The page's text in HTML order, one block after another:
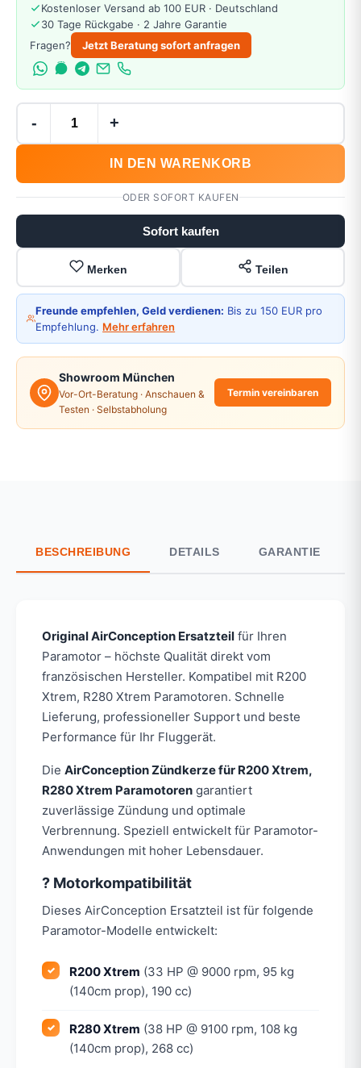
Kostenloser Versand ab 100 EUR · Deutschland
30 Tage Rückgabe · 2 Jahre Garantie
Fragen?
Jetzt Beratung sofort anfragen
- +
IN DEN WARENKORB
ODER SOFORT KAUFEN
Sofort kaufen
Merken Teilen
Freunde empfehlen, Geld verdienen: Bis zu 150 EUR pro
Empfehlung. Mehr erfahren
Showroom München
Vor-Ort-Beratung · Anschauen &
Testen · Selbstabholung
Termin vereinbaren
BESCHREIBUNG DETAILS GARANTIE
Original AirConception Ersatzteil für Ihren
Paramotor – höchste Qualität direkt vom
französischen Hersteller. Kompatibel mit R200
Xtrem, R280 Xtrem Paramotoren. Schnelle
Lieferung, professioneller Support und beste
Performance für Ihr Fluggerät.
Die AirConception Zündkerze für R200 Xtrem,
R280 Xtrem Paramotoren garantiert
zuverlässige Zündung und optimale
Verbrennung. Speziell entwickelt für Paramotor-
Anwendungen mit hoher Lebensdauer.
? Motorkompatibilität
Dieses AirConception Ersatzteil ist für folgende
Paramotor-Modelle entwickelt:
R200 Xtrem (33 HP @ 9000 rpm, 95 kg
(140cm prop), 190 cc)
R280 Xtrem (38 HP @ 9100 rpm, 108 kg
(140cm prop), 268 cc)